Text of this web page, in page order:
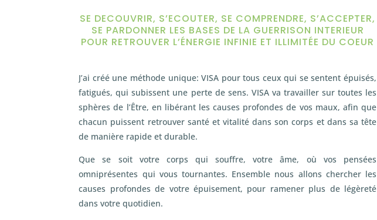
SE DECOUVRIR, S’ECOUTER, SE COMPRENDRE, S’ACCEPTER,
SE PARDONNER LES BASES DE LA GUERRISON INTERIEUR
POUR RETROUVER L’ÉNERGIE INFINIE ET ILLIMITÉE DU COEUR
J’ai créé une méthode unique: VISA pour tous ceux qui se sentent épuisés,
fatigués, qui subissent une perte de sens. VISA va travailler sur toutes les
sphères de l’Être, en libérant les causes profondes de vos maux, afin que
chacun puissent retrouver santé et vitalité dans son corps et dans sa tête
de manière rapide et durable.
Que se soit votre corps qui souffre, votre âme, où vos pensées
omniprésentes qui vous tournantes. Ensemble nous allons chercher les
causes profondes de votre épuisement, pour ramener plus de légèreté
dans votre quotidien.